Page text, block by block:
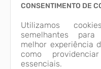
CONSENTIMENTO DE
Utilizamos
semelhantes
melhor experiência
como
essenciais.